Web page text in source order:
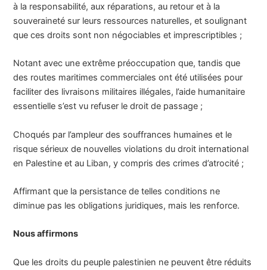
à la responsabilité, aux réparations, au retour et à la
souveraineté sur leurs ressources naturelles, et soulignant
que ces droits sont non négociables et imprescriptibles ;
Notant avec une extrême préoccupation que, tandis que
des routes maritimes commerciales ont été utilisées pour
faciliter des livraisons militaires illégales, l’aide humanitaire
essentielle s’est vu refuser le droit de passage ;
Choqués par l’ampleur des souffrances humaines et le
risque sérieux de nouvelles violations du droit international
en Palestine et au Liban, y compris des crimes d’atrocité ;
Affirmant que la persistance de telles conditions ne
diminue pas les obligations juridiques, mais les renforce.
Nous affirmons
Que les droits du peuple palestinien ne peuvent être réduits